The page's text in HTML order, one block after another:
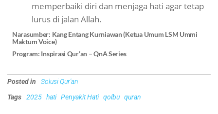
memperbaiki diri dan menjaga hati agar tetap
lurus di jalan Allah.
Narasumber: Kang Entang Kurniawan (Ketua Umum LSM Ummi
Maktum Voice)
Program: Inspirasi Qur’an – QnA Series
Posted in
Solusi Qur'an
Tags
2025 hati Penyakit Hati qolbu quran